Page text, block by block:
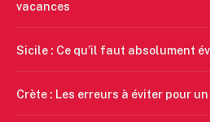
vacances
Sicile : Ce qu’il faut absolument
Crète : Les erreurs à éviter pour